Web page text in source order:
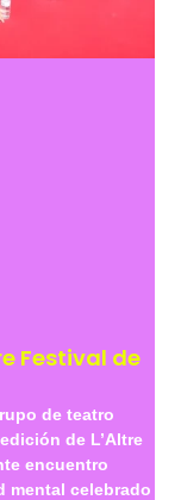
Festival de
de teatro
de L’Altre
encuentro
mental celebrado